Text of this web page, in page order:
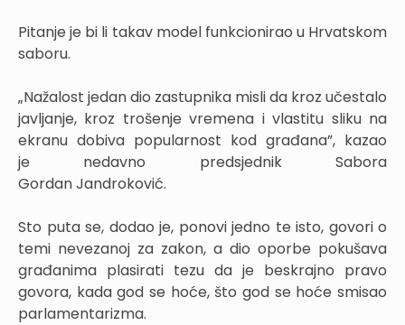
Pitanje je bi li takav model funkcionirao u Hrvatskom
saboru.
„Nažalost jedan dio zastupnika misli da kroz učestalo
javljanje, kroz trošenje vremena i vlastitu sliku na
ekranu dobiva popularnost kod građana”, kazao
je nedavno predsjednik Sabora
Gordan Jandroković.
Sto puta se, dodao je, ponovi jedno te isto, govori o
temi nevezanoj za zakon, a dio oporbe pokušava
građanima plasirati tezu da je beskrajno pravo
govora, kada god se hoće, što god se hoće smisao
parlamentarizma.